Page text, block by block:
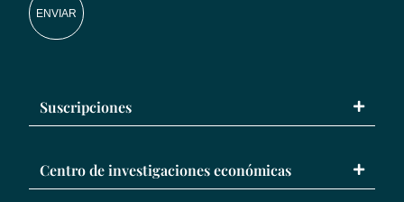
ENVIAR
Suscripciones
Centro de investigaciones económicas